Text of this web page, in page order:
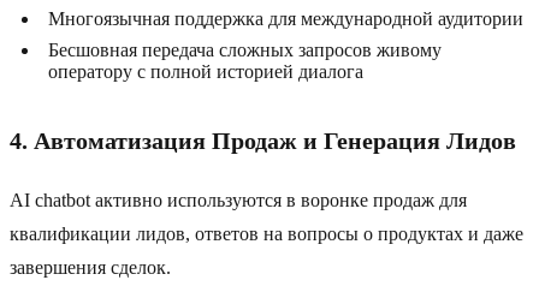
Многоязычная поддержка для международной аудитории
Бесшовная передача сложных запросов живому
оператору с полной историей диалога
4. Автоматизация Продаж и Генерация Лидов
AI chatbot активно используются в воронке продаж для
квалификации лидов, ответов на вопросы о продуктах и даже
завершения сделок.